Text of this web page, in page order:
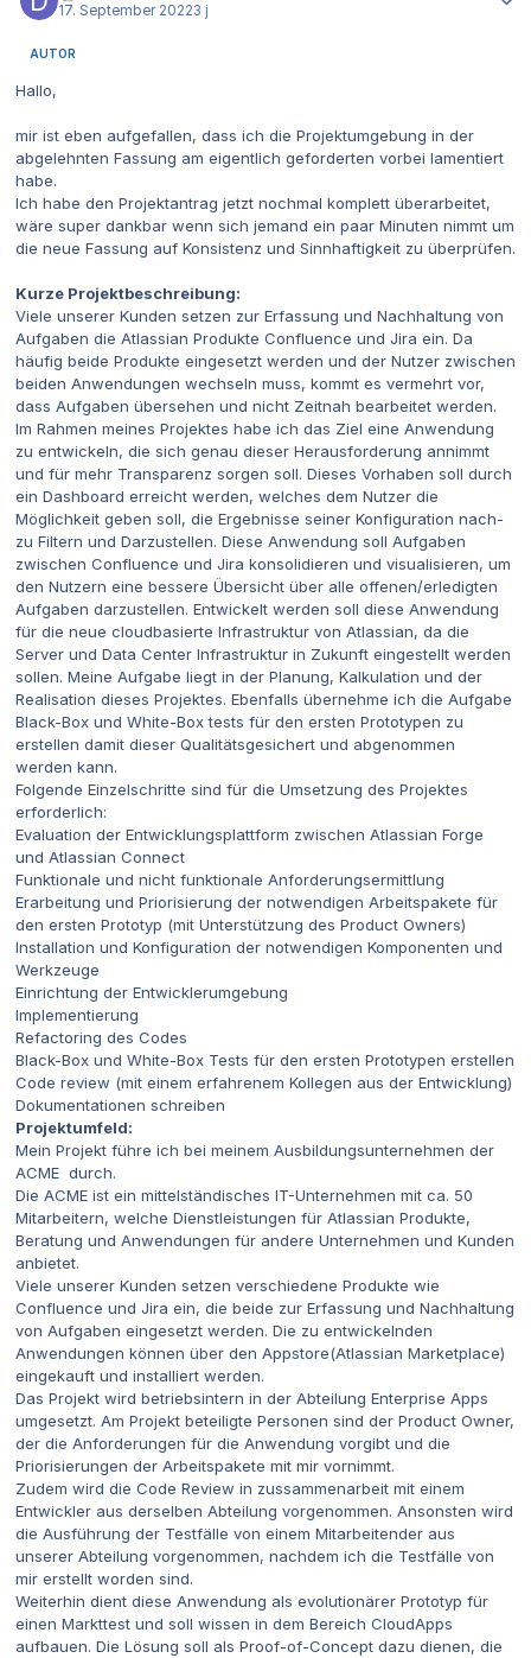
17. September 20223 j
AUTOR
Hallo,
mir ist eben aufgefallen, dass ich die Projektumgebung in der
abgelehnten Fassung am eigentlich geforderten vorbei lamentiert
habe.
Ich habe den Projektantrag jetzt nochmal komplett überarbeitet,
wäre super dankbar wenn sich jemand ein paar Minuten nimmt um
die neue Fassung auf Konsistenz und Sinnhaftigkeit zu überprüfen.
Kurze Projektbeschreibung:
Viele unserer Kunden setzen zur Erfassung und Nachhaltung von
Aufgaben die Atlassian Produkte Confluence und Jira ein. Da
häufig beide Produkte eingesetzt werden und der Nutzer zwischen
beiden Anwendungen wechseln muss, kommt es vermehrt vor,
dass Aufgaben übersehen und nicht Zeitnah bearbeitet werden.
Im Rahmen meines Projektes habe ich das Ziel eine Anwendung
zu entwickeln, die sich genau dieser Herausforderung annimmt
und für mehr Transparenz sorgen soll. Dieses Vorhaben soll durch
ein Dashboard erreicht werden, welches dem Nutzer die
Möglichkeit geben soll, die Ergebnisse seiner Konfiguration nach-
zu Filtern und Darzustellen. Diese Anwendung soll Aufgaben
zwischen Confluence und Jira konsolidieren und visualisieren, um
den Nutzern eine bessere Übersicht über alle offenen/erledigten
Aufgaben darzustellen. Entwickelt werden soll diese Anwendung
für die neue cloudbasierte Infrastruktur von Atlassian, da die
Server und Data Center Infrastruktur in Zukunft eingestellt werden
sollen. Meine Aufgabe liegt in der Planung, Kalkulation und der
Realisation dieses Projektes. Ebenfalls übernehme ich die Aufgabe
Black-Box und White-Box tests für den ersten Prototypen zu
erstellen damit dieser Qualitätsgesichert und abgenommen
werden kann.
Folgende Einzelschritte sind für die Umsetzung des Projektes
erforderlich:
Evaluation der Entwicklungsplattform zwischen Atlassian Forge
und Atlassian Connect
Funktionale und nicht funktionale Anforderungsermittlung
Erarbeitung und Priorisierung der notwendigen Arbeitspakete für
den ersten Prototyp (mit Unterstützung des Product Owners)
Installation und Konfiguration der notwendigen Komponenten und
Werkzeuge
Einrichtung der Entwicklerumgebung
Implementierung
Refactoring des Codes
Black-Box und White-Box Tests für den ersten Prototypen erstellen
Code review (mit einem erfahrenem Kollegen aus der Entwicklung)
Dokumentationen schreiben
Projektumfeld:
Mein Projekt führe ich bei meinem Ausbildungsunternehmen der
ACME durch.
Die ACME ist ein mittelständisches IT-Unternehmen mit ca. 50
Mitarbeitern, welche Dienstleistungen für Atlassian Produkte,
Beratung und Anwendungen für andere Unternehmen und Kunden
anbietet.
Viele unserer Kunden setzen verschiedene Produkte wie
Confluence und Jira ein, die beide zur Erfassung und Nachhaltung
von Aufgaben eingesetzt werden. Die zu entwickelnden
Anwendungen können über den Appstore(Atlassian Marketplace)
eingekauft und installiert werden.
Das Projekt wird betriebsintern in der Abteilung Enterprise Apps
umgesetzt. Am Projekt beteiligte Personen sind der Product Owner,
der die Anforderungen für die Anwendung vorgibt und die
Priorisierungen der Arbeitspakete mit mir vornimmt.
Zudem wird die Code Review in zussammenarbeit mit einem
Entwickler aus derselben Abteilung vorgenommen. Ansonsten wird
die Ausführung der Testfälle von einem Mitarbeitender aus
unserer Abteilung vorgenommen, nachdem ich die Testfälle von
mir erstellt worden sind.
Weiterhin dient diese Anwendung als evolutionärer Prototyp für
einen Markttest und soll wissen in dem Bereich CloudApps
aufbauen. Die Lösung soll als Proof-of-Concept dazu dienen, die